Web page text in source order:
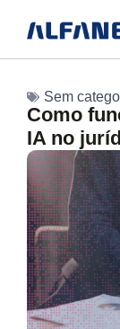
Sem
Como
IA no